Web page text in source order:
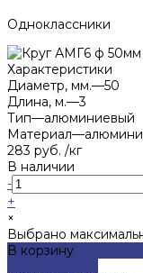
Одноклассники
Характеристики
Диаметр, мм.—50
Длина, м.—3
Тип—алюминиевый
Материал—
283 руб. /кг
В наличии
-
+
×
Выбрано
В корзину